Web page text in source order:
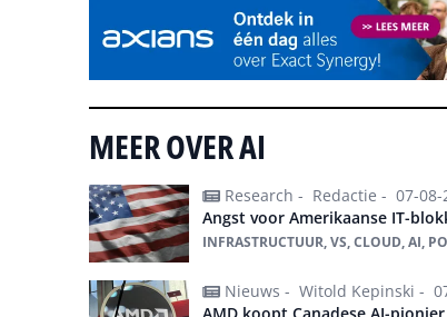
MEER OVER AI
Research - Redactie - 07-08-
Angst voor Amerikaanse IT-
INFRASTRUCTUUR, VS, CLOUD, AI,
Nieuws - Witold Kepinski -